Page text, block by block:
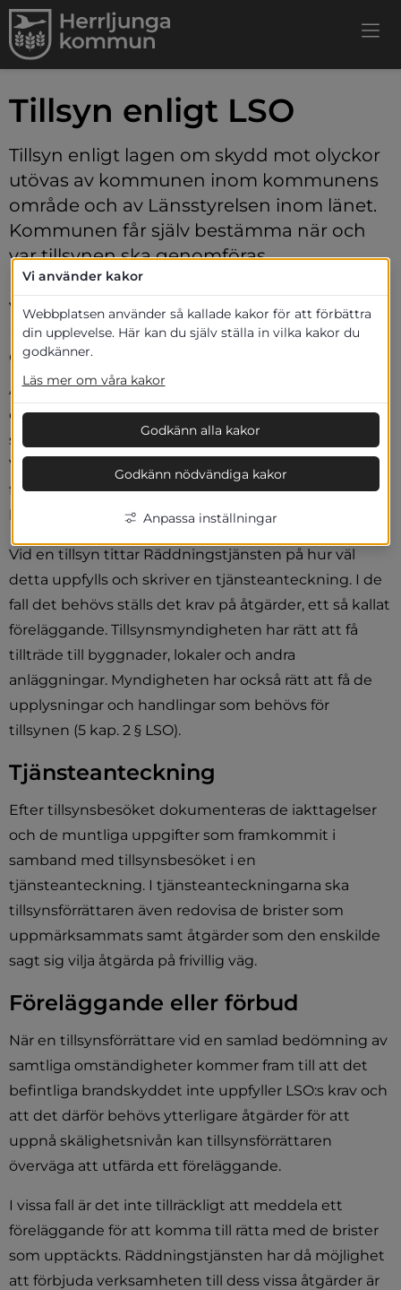
Tillsyn enligt LSO
Tillsyn enligt lagen om skydd mot olyckor
utövas av kommunen inom kommunens
område och av Länsstyrelsen inom länet.
Kommunen får själv bestämma när och
var tillsynen ska genomföras.
Räddningstjänsten upprättar inför varje
verksamhetsår en plan som redogör för
hur tillsynsverksamheten planerats under
det kommande året.
Ägare eller nyttjanderättshavare ska i skälig
omfattning hålla utrustning för släckning av brand
samt för livräddning vid brand eller annan olycka.
Vidare ska denna också vidta de åtgärder som krävs
för att förebygga brand och för att hindra eller
begränsa skador till följd av brand (2 kap. 2 § LSO ).
Vid en tillsyn tittar Räddningstjänsten på hur väl
detta uppfylls och skriver en tjänsteanteckning. I de
fall det behövs ställs det krav på åtgärder, ett så kallat
föreläggande. Tillsynsmyndigheten har rätt att få
tillträde till byggnader, lokaler och andra
anläggningar. Myndigheten har också rätt att få de
upplysningar och handlingar som behövs för
tillsynen (5 kap. 2 § LSO).
Tjänsteanteckning
Efter tillsynsbesöket dokumenteras de iakttagelser
och de muntliga uppgifter som framkommit i
samband med tillsynsbesöket i en
tjänsteanteckning. I tjänsteanteckningarna ska
tillsynsförrättaren även redovisa de brister som
uppmärksammats samt åtgärder som den enskilde
sagt sig vilja åtgärda på frivillig väg.
Föreläggande eller förbud
När en tillsynsförrättare vid en samlad bedömning av
samtliga omständigheter kommer fram till att det
befintliga brandskyddet inte uppfyller LSO:s krav och
att det därför behövs ytterligare åtgärder för att
uppnå skälighetsnivån kan tillsynsförrättaren
överväga att utfärda ett föreläggande.
I vissa fall är det inte tillräckligt att meddela ett
föreläggande för att komma till rätta med de brister
som upptäckts. Räddningstjänsten har då möjlighet
att förbjuda verksamheten till dess vissa åtgärder är
Vi använder kakor
Webbplatsen använder så kallade kakor för att förbättra
din upplevelse. Här kan du själv ställa in vilka kakor du
godkänner.
Läs mer om våra kakor
Godkänn alla kakor
Godkänn nödvändiga kakor
Anpassa inställningar